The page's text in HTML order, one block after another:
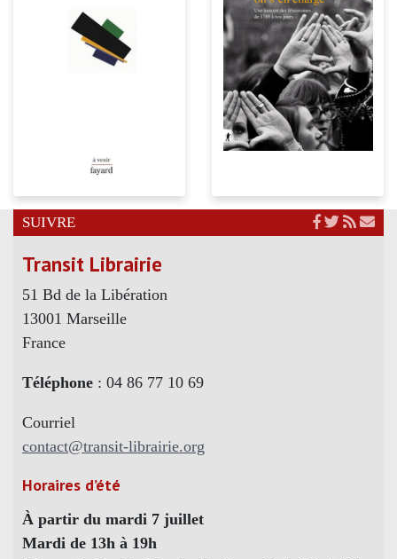
SUIVRE
Transit Librairie
51 Bd de la Libération
13001 Marseille
France
Téléphone : 04 86 77 10 69
Courriel
contact@transit-librairie.org
Horaires d’été
À partir du mardi 7 juillet
Mardi de 13h à 19h